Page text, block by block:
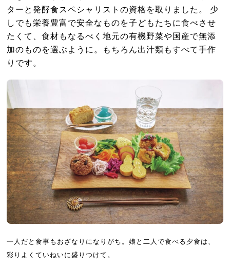
ターと発酵食スペシャリストの資格を取りました。 少
しでも栄養豊富で安全なものを子どもたちに食べさせ
たくて、食材もなるべく地元の有機野菜や国産で無添
加のものを選ぶように。もちろん出汁類もすべて手作
りです。
一人だと食事もおざなりになりがち。娘と二人で食べる夕食は、
彩りよくていねいに盛りつけて。